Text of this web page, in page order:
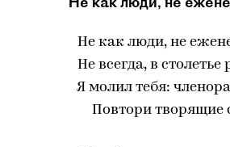
Не как люди, не
Не всегда, в столетье
Я молил тебя:
Повтори творящие